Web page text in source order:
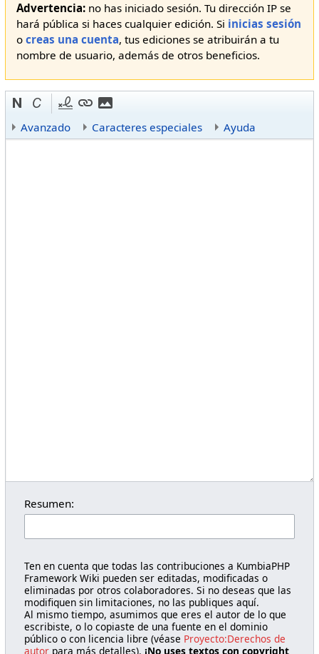
Advertencia: no has iniciado sesión. Tu dirección IP se
hará pública si haces cualquier edición. Si inicias sesión
ocreas una cuenta, tus ediciones se atribuirán a tu
nombre de usuario, además de otros beneficios.
Avanzado Caracteres especiales Ayuda
Resumen:
Ten en cuenta que todas las contribuciones a KumbiaPHP
Framework Wiki pueden ser editadas, modificadas o
eliminadas por otros colaboradores. Si no deseas que las
modifiquen sin limitaciones, no las publiques aquí.
Al mismo tiempo, asumimos que eres el autor de lo que
escribiste, o lo copiaste de una fuente en el dominio
público o con licencia libre (véase Proyecto:Derechos de
autor para más detalles).¡No uses textos con copyright